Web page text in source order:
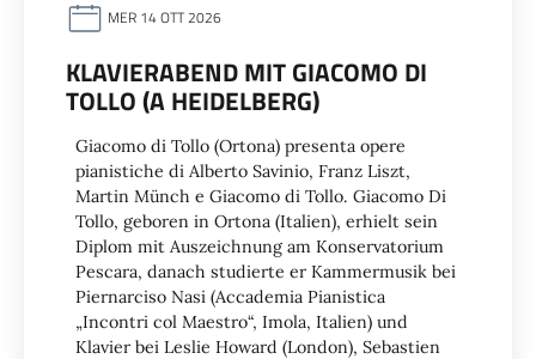
MER 14 OTT 2026
KLAVIERABEND MIT GIACOMO DI
TOLLO (A HEIDELBERG)
Giacomo di Tollo (Ortona) presenta opere
pianistiche di Alberto Savinio, Franz Liszt,
Martin Münch e Giacomo di Tollo. Giacomo Di
Tollo, geboren in Ortona (Italien), erhielt sein
Diplom mit Auszeichnung am Konservatorium
Pescara, danach studierte er Kammermusik bei
Piernarciso Nasi (Acca­demia Pianistica
„Incontri col Maestro“, Imola, Ita­lien) und
Klavier bei Leslie Howard (Lon­don), Sebas­tien